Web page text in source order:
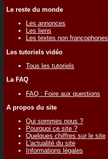
Le reste du monde
Les annonces
Les liens
Les textes non francophones
Les tutoriels vidéo
Tous les tutoriels
La FAQ
FAQ : Foire aux questions
A propos du site
Qui sommes nous ?
Pourquoi ce site ?
Quelques chiffres sur le site
L'actualité du site
Informations légales